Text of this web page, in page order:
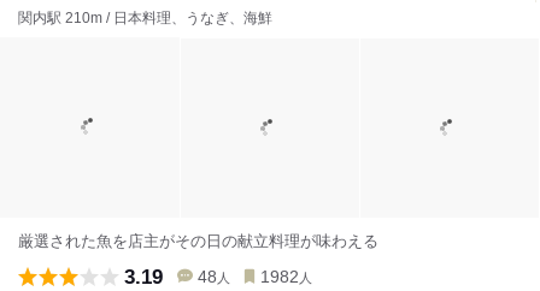
関内駅 210m / 日本料理、うなぎ、海鮮
厳選された魚を店主がその日の献立料理が味わえる
3.19 48 人 1982 人